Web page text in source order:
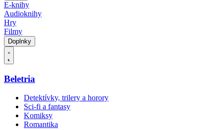
E-knihy
Audioknihy
Hry
Filmy
Doplnky
Beletria
Detektívky, trilery a horory
Sci-fi a fantasy
Komiksy
Romantika